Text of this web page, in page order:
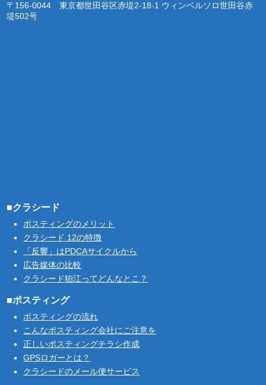
〒156-0044 東京都世田谷区赤堤2-18-1 ウィンベルソロ世田谷赤
堤502号
■クラシード
ポスティングのメリット
クラシード 12の特徴
「反響」はPDCAサイクルから
広告媒体の比較
クラシード狛江ってどんなとこ？
■ポスティング
ポスティングの流れ
こんなポスティング会社にご注意を
正しいポスティングチラシ作成
GPSロガーとは？
クラシードのメール便サービス